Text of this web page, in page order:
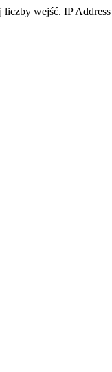
wejść. IP